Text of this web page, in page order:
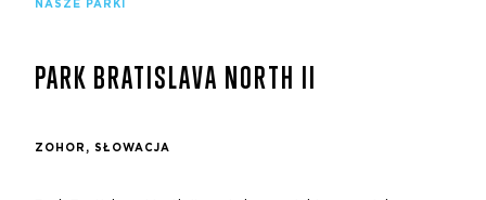
NASZE PARKI
PARK BRATISLAVA NORTH II
ZOHOR, SŁOWACJA